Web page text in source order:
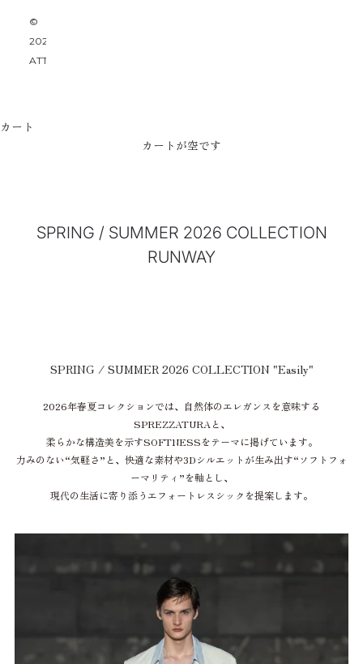
©
2026
ATTACHMENT
カート
カートが空です
SPRING / SUMMER 2026 COLLECTION
RUNWAY
SPRING / SUMMER 2026 COLLECTION "Easily"
2026年春夏コレクションでは、自然体のエレガンスを意味する
SPREZZATURAと、
柔らかな構造美を示すSOFTNESSをテーマに掲げています。
力みのない“気軽さ”と、快適な素材や3Dシルエットが生み出す“ソフトフォ
ーマリティ”を軸とし、
現代の生活に寄り添うエフォートレスシックを提案します。